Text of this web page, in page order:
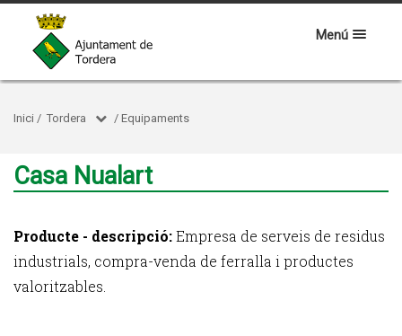
Menú
Inici / Tordera / Equipaments
Casa Nualart
Producte - descripció:Empresa de serveis de residus
industrials, compra-venda de ferralla i productes
valoritzables.